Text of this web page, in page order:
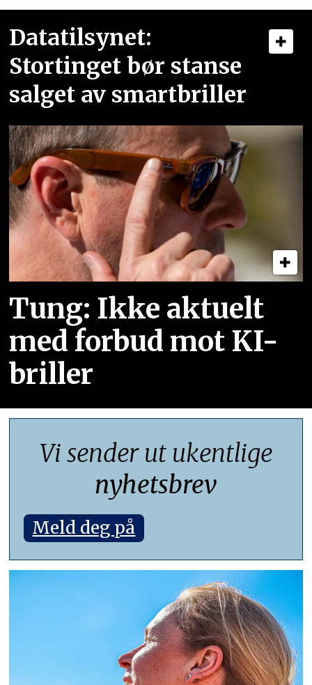
Datatilsynet:
Stortinget bør stanse
salget av smartbriller
Tung: Ikke aktuelt
med forbud mot KI-
briller
Vi sender ut ukentlige
nyhetsbrev
Meld deg på